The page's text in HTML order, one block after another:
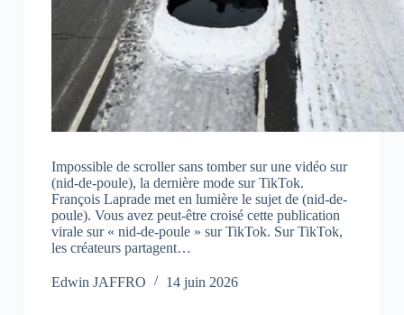
Impossible de scroller sans tomber sur une vidéo sur
(nid-de-poule), la dernière mode sur TikTok.
François Laprade met en lumière le sujet de (nid-de-
poule). Vous avez peut-être croisé cette publication
virale sur « nid-de-poule » sur TikTok. Sur TikTok,
les créateurs partagent…
Edwin JAFFRO 14 juin 2026